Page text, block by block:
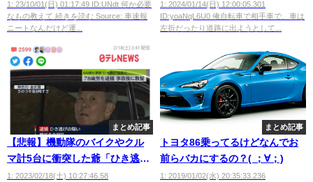
1: 23/10/01(日) 01:17:49 ID:UNdt 何か必要
なもの教えて 続きを読む Source: 車速報
ニートなんだけど運...
ｗｗ
1: 2024/01/14(日) 12:00:05.301
ID:yoaNqL6U0 俺自転車で相手車で、車は
左折だったり道路に出ようとして...
まとめ記事
【悲報】機動隊のバイクやクル
マ計5台に衝突した爺「ひき逃げ
してない。車の傷は当て逃げさ
1: 2023/02/18(土) 10:27:46.58
まとめ記事
トヨタ86乗ってるけどなんでお
前らバカにするの？( ；∀；)
1: 2019/01/02(水) 20:35:33.236